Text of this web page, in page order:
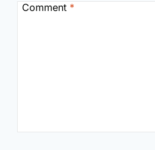
Comment *